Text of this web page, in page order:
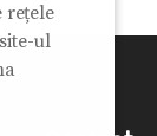
rețele
ul